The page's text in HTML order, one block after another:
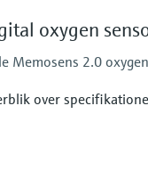
cm to 200 mS/cm
temperature
°C (32 to 212 °F)
oxygen
Memosens 2.0
over